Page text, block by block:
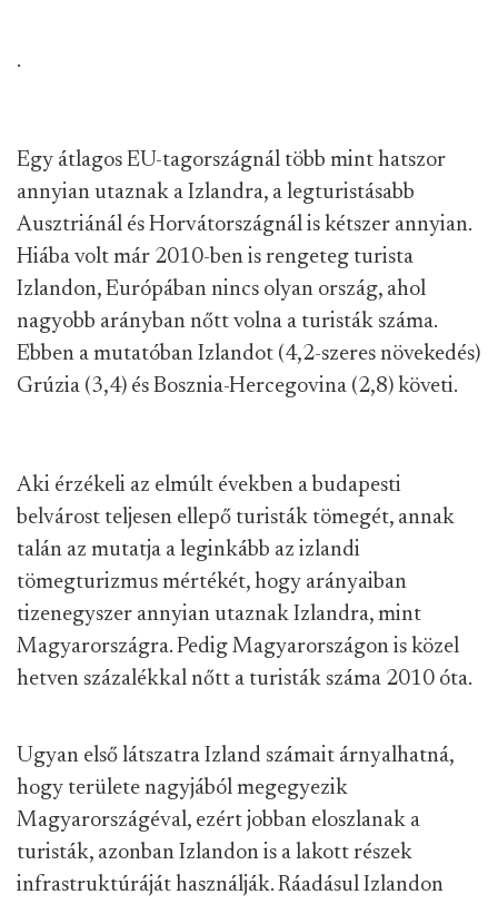
.
Egy átlagos EU-tagországnál több mint hatszor
annyian utaznak a Izlandra, a legturistásabb
Ausztriánál és Horvátországnál is kétszer annyian.
Hiába volt már 2010-ben is rengeteg turista
Izlandon, Európában nincs olyan ország, ahol
nagyobb arányban nőtt volna a turisták száma.
Ebben a mutatóban Izlandot (4,2-szeres növekedés)
Grúzia (3,4) és Bosznia-Hercegovina (2,8) követi.
Aki érzékeli az elmúlt években a budapesti
belvárost teljesen ellepő turisták tömegét, annak
talán az mutatja a leginkább az izlandi
tömegturizmus mértékét, hogy arányaiban
tizenegyszer annyian utaznak Izlandra, mint
Magyarországra. Pedig Magyarországon is közel
hetven százalékkal nőtt a turisták száma 2010 óta.
Ugyan első látszatra Izland számait árnyalhatná,
hogy területe nagyjából megegyezik
Magyarországéval, ezért jobban eloszlanak a
turisták, azonban Izlandon is a lakott részek
infrastruktúráját használják. Ráadásul Izlandon